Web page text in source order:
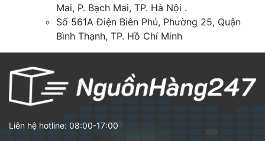
Mai, P. Bạch Mai, TP. Hà Nội .
Số 561A Điện Biên Phủ, Phường 25, Quận
Bình Thạnh, TP. Hồ Chí Minh
Liên hệ hotline: 08:00-17:00